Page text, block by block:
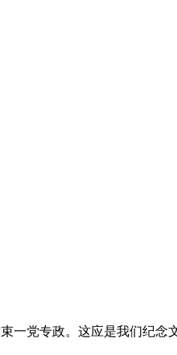
党专政。这应是我们纪念